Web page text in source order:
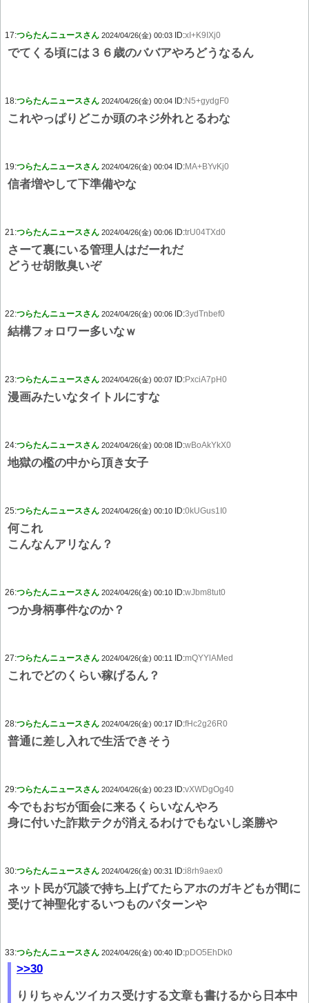
17:つらたんニュースさん 2024/04/26(金) 00:03 ID:xI+K9IXj0
でてくる頃には３６歳のババアやろどうなるん
18:つらたんニュースさん 2024/04/26(金) 00:04 ID:N5+gydgF0
これやっぱりどこか頭のネジ外れとるわな
19:つらたんニュースさん 2024/04/26(金) 00:04 ID:MA+BYvKj0
信者増やして下準備やな
21:つらたんニュースさん 2024/04/26(金) 00:06 ID:trU04TXd0
さーて裏にいる管理人はだーれだ
どうせ胡散臭いぞ
22:つらたんニュースさん 2024/04/26(金) 00:06 ID:3ydTnbef0
結構フォロワー多いなｗ
23:つらたんニュースさん 2024/04/26(金) 00:07 ID:PxciA7pH0
漫画みたいなタイトルにすな
24:つらたんニュースさん 2024/04/26(金) 00:08 ID:wBoAkYkX0
地獄の檻の中から頂き女子
25:つらたんニュースさん 2024/04/26(金) 00:10 ID:0kUGus1I0
何これ
こんなんアリなん？
26:つらたんニュースさん 2024/04/26(金) 00:10 ID:wJbm8tut0
つか身柄事件なのか？
27:つらたんニュースさん 2024/04/26(金) 00:11 ID:mQYYlAMed
これでどのくらい稼げるん？
28:つらたんニュースさん 2024/04/26(金) 00:17 ID:fHc2g26R0
普通に差し入れで生活できそう
29:つらたんニュースさん 2024/04/26(金) 00:23 ID:vXWDgOg40
今でもおぢが面会に来るくらいなんやろ
身に付いた詐欺テクが消えるわけでもないし楽勝や
30:つらたんニュースさん 2024/04/26(金) 00:31 ID:i8rh9aex0
ネット民が冗談で持ち上げてたらアホのガキどもが間に
受けて神聖化するいつものパターンや
33:つらたんニュースさん 2024/04/26(金) 00:40 ID:pDO5EhDk0
>>30
りりちゃんツイカス受けする文章も書けるから日本中